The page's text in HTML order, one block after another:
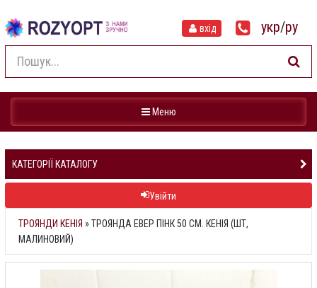
вхід укр/ру
Навігація
Меню
КАТЕГОРІЇ КАТАЛОГУ
Увійти
ТРОЯНДИ КЕНІЯ »ТРОЯНДА ЕВЕР ПІНК 50 СМ. КЕНІЯ (ШТ,
МАЛИНОВИЙ)